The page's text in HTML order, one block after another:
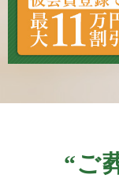
“ご